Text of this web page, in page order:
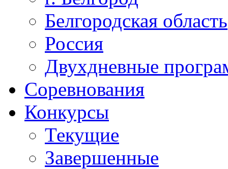
Белгородская область
Россия
Двухдневные
Соревнования
Конкурсы
Текущие
Завершенные